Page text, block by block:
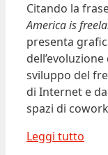
Citando la
America is
presenta
sviluppo del
di Internet e
spazi di
Leggi tutto